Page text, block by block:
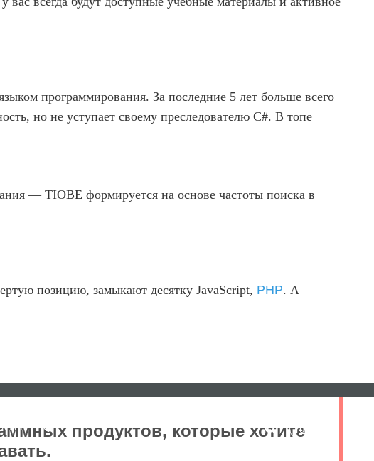
FAQ ru
программирования. За последние 5 лет больше всего
но не уступает своему преследователю C#. В топе
— TIOBE формируется на основе частоты поиска в
позицию, замыкают десятку JavaScript, PHP. А
продуктов, которые хотите